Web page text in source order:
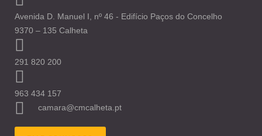
Avenida D. Manuel I, nº 46 - Edifício Paços do Concelho
9370 – 135 Calheta
291 820 200
963 434 157
camara@cmcalheta.pt